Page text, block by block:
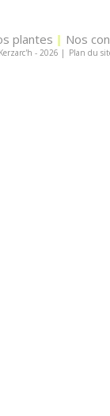
plantes | Nos
- 2026 | Plan du